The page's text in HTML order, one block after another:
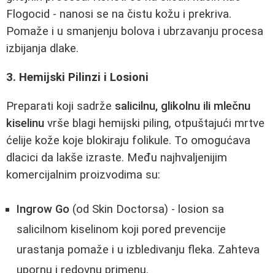
Flogocid - nanosi se na čistu kožu i prekriva.
Pomaže i u smanjenju bolova i ubrzavanju procesa
izbijanja dlake.
3. Hemijski Pilinzi i Losioni
Preparati koji sadrže salicilnu, glikolnu ili mlečnu
kiselinu vrše blagi hemijski piling, otpuštajući mrtve
ćelije kože koje blokiraju folikule. To omogućava
dlacici da lakše izraste. Među najhvaljenijim
komercijalnim proizvodima su:
Ingrow Go (od Skin Doctorsa) - losion sa
salicilnom kiselinom koji pored prevencije
urastanja pomaže i u izbledivanju fleka. Zahteva
upornu i redovnu primenu.